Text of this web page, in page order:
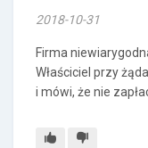
2018-10-31
Firma
Właściciel przy
i mówi, że nie